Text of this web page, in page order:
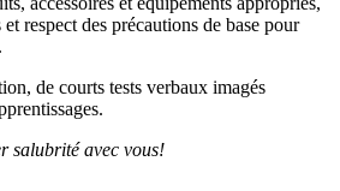
respect des précautions de base pour
de courts tests verbaux imagés
salubrité avec vous!